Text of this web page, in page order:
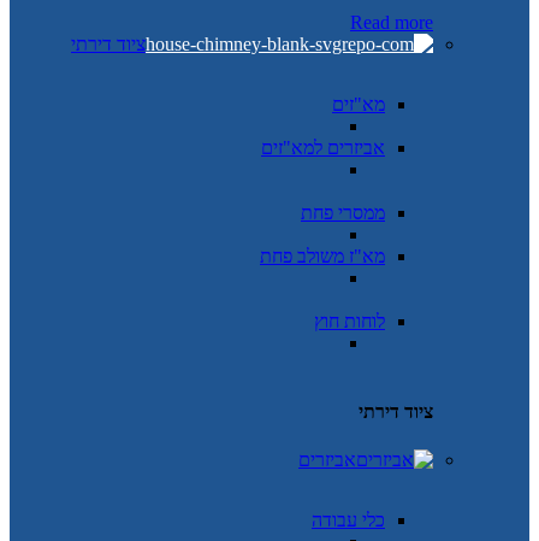
Read more
ציוד דירתי
מא"זים
אביזרים למא"זים
ממסרי פחת
מא"ז משולב פחת
לוחות חוץ
ציוד דירתי
אביזרים
כלי עבודה